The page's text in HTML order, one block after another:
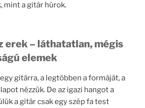
mint a gitár húrok.
erek – láthatatlan, mégis
elemek
gitárra, a legtöbben a formáját, a
nézzük. De az igazi hangot a
a gitár csak egy szép fa test